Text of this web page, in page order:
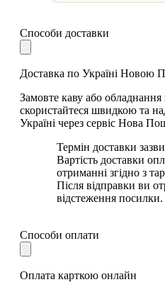
Способи доставки
Доставка по Україні Новою
Замовте каву або обладнання
скористайтеся швидкою та
Україні через сервіс Нова
Термін доставки
Вартість доставки
отриманні згідно з
Після відправки ви
відстеження посилки.
Способи оплати
Оплата карткою онлайн